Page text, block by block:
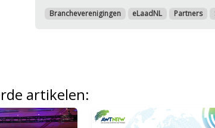
Brancheverenigingen eLaadNL Partners
artikelen: